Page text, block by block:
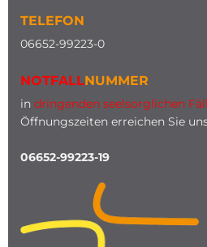
TELEFON
06652-99223-0
NOTFALLNUMMER
in dringenden seelsorglichen
Öffnungszeiten erreichen Sie
06652-99223-19